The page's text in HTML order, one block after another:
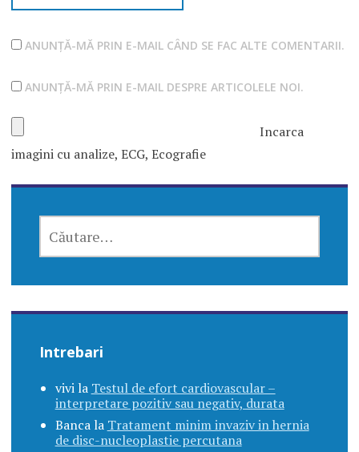
ANUNȚĂ-MĂ PRIN E-MAIL CÂND SE FAC ALTE COMENTARII.
ANUNȚĂ-MĂ PRIN E-MAIL DESPRE ARTICOLELE NOI.
Incarca
imagini cu analize, ECG, Ecografie
DUPĂ:
Intrebari
vivila Testul de efort cardiovascular –
interpretare pozitiv sau negativ, durata
Bancala Tratament minim invaziv in hernia
de disc-nucleoplastie percutana